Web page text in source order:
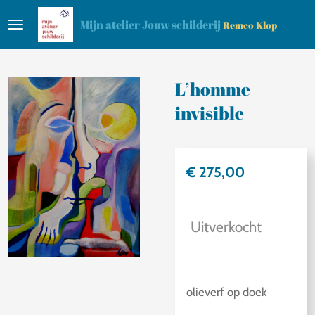
Ga
de
hoofdinhoud
Mijn atelier Jouw schilderij Remco Klop
L’homme
invisible
€ 275,00
Uitverkocht
olieverf op doek